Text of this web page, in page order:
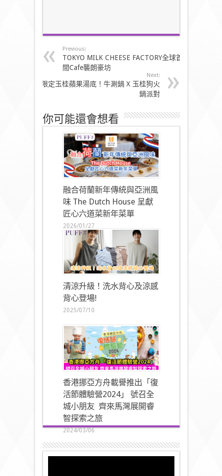
Previous:
TOKYO MILK CHEESE FACTORY全球首
間Cafe襲朗豪坊
Next:
限定玉桂蘋果湯底！牛涮鍋 X 玉桂狗火
鍋派對
你可能還會想看
融合荷蘭新年傳統與亞洲風
味 The Dutch House 呈獻
匠心六道菜新年菜單
2026/01/27
清涼升級！洗水背心及涼感
背心登場!
2025/07/10
香港挪亞方舟載譽推出「復
活節體驗營2024」 號召全
城小朋友 齊來馬灣展開睿
智探索之旅
2024/03/06